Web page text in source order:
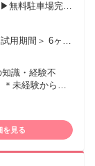
＊未経験からの
い ●接客力を
販売・サービ
を見る